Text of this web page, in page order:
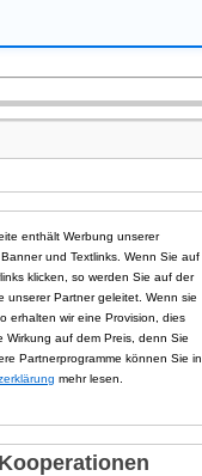
enthält Werbung unserer
und Textlinks. Wenn Sie auf
klicken, so werden Sie auf der
unserer Partner geleitet. Wenn sie
erhalten wir eine Provision, dies
Wirkung auf dem Preis, denn Sie
Partnerprogramme können Sie in
mehr lesen.